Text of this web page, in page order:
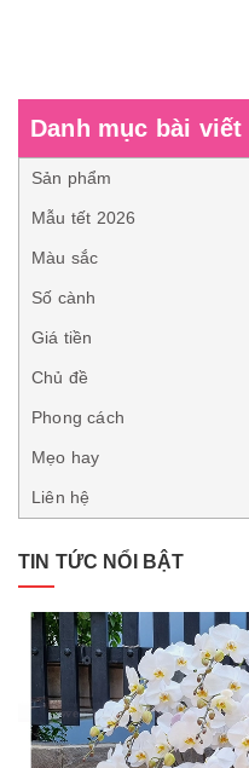
Danh mục bài viết
Sản phẩm
Mẫu tết 2026
Màu sắc
Số cành
Giá tiền
Chủ đề
Phong cách
Mẹo hay
Liên hệ
TIN TỨC NỔI BẬT